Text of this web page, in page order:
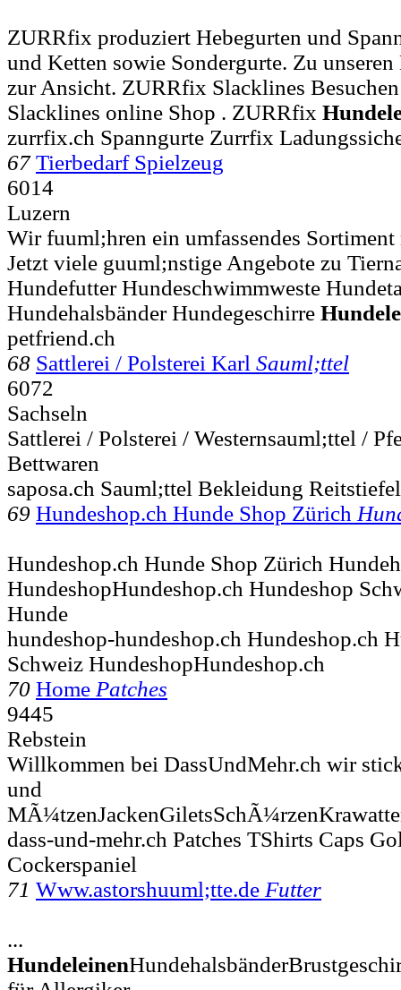
ZURRfix produziert Hebegurten und
und Ketten sowie Sondergurte. Zu
zur Ansicht. ZURRfix Slacklines Besuchen
Slacklines online Shop . ZURRfix
zurrfix.ch Spanngurte Zurrfix
67 Tierbedarf Spielzeug
6014
Luzern
Wir fuuml;hren ein umfassendes
Jetzt viele guuml;nstige Angebote zu
Hundefutter Hundeschwimmweste
Hundehalsbänder Hundegeschirre
petfriend.ch
68 Sattlerei / Polsterei Karl Sauml;ttel
6072
Sachseln
Sattlerei / Polsterei / Westernsauml;ttel /
Bettwaren
saposa.ch Sauml;ttel Bekleidung
69 Hundeshop.ch Hunde Shop Zürich
Hundeshop.ch Hunde Shop Zürich
HundeshopHundeshop.ch Hundeshop
Hunde
hundeshop-hundeshop.ch Hundeshop.ch
Schweiz HundeshopHundeshop.ch
70 Home Patches
9445
Rebstein
Willkommen bei DassUndMehr.ch wir
und
dass-und-mehr.ch Patches TShirts Caps
Cockerspaniel
71 Www.astorshuuml;tte.de Futter
...
Hundeleinen